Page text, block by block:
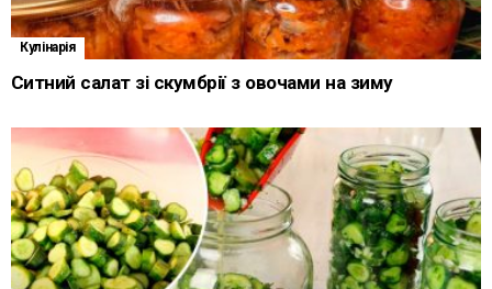
Кулінарія
Ситний салат зі скумбрії з овочами на зиму